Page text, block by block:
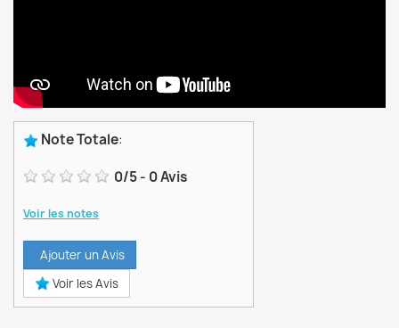
Note Totale:
0/5- 0Avis
Voir les notes
Ajouter un Avis
Voir les Avis